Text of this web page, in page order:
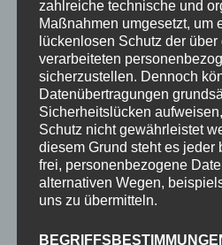
2-Raum-Fewo 2-3P
Einzelzimmer o. Balkon
Preise
Aktuelles
Blog
Veranstaltungen
Berg- & Wintersport
Newsletter
zahlreiche technische und
Maßnahmen umgesetzt, um
lückenlosen Schutz der
verarbeiteten
sicherzustellen. Dennoch
Datenübertragungen
Sicherheitslücken
Schutz nicht gewährleistet
diesem Grund steht es jeder
frei, personenbezogene
alternativen Wegen,
uns zu übermitteln.